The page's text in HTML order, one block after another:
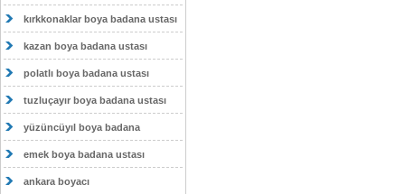
kırkkonaklar boya badana ustası
kazan boya badana ustası
polatlı boya badana ustası
tuzluçayır boya badana ustası
yüzüncüyıl boya badana
emek boya badana ustası
ankara boyacı